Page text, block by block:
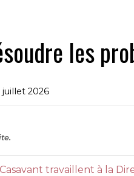
les
juillet 2026
travaillent à la